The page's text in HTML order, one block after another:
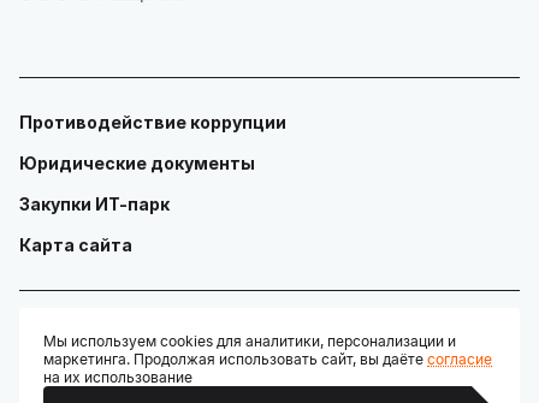
Противодействие коррупции
Юридические документы
Закупки ИТ-парк
Карта сайта
© ГАУ "Технопарк в сфере высоких технологий «ИТ-парк»"
Разработано:
Мы используем cookies для аналитики, персонализации и
маркетинга. Продолжая использовать сайт, вы даёте согласие
на их использование